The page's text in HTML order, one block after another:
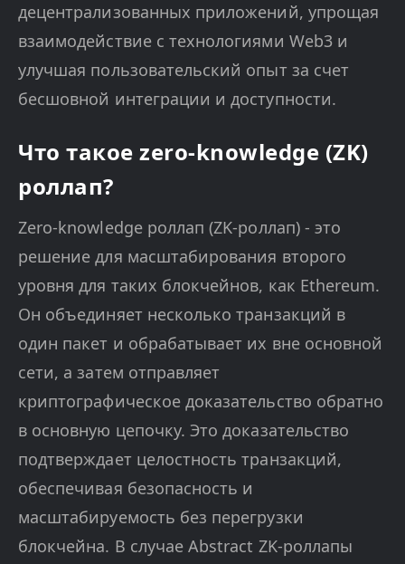
децентрализованных приложений, упрощая
взаимодействие с технологиями Web3 и
улучшая пользовательский опыт за счет
бесшовной интеграции и доступности.
Что такое zero-knowledge (ZK)
роллап?
Zero-knowledge роллап (ZK-роллап) - это
решение для масштабирования второго
уровня для таких блокчейнов, как Ethereum.
Он объединяет несколько транзакций в
один пакет и обрабатывает их вне основной
сети, а затем отправляет
криптографическое доказательство обратно
в основную цепочку. Это доказательство
подтверждает целостность транзакций,
обеспечивая безопасность и
масштабируемость без перегрузки
блокчейна. В случае Abstract ZK-роллапы